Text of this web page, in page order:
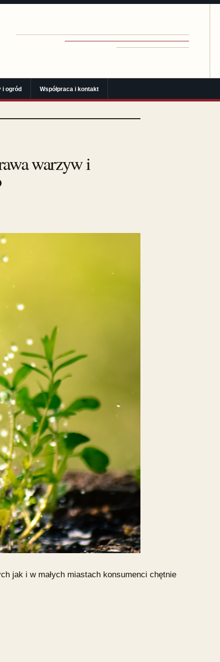
i ogród Współpraca i kontakt
warzyw i
jak i w małych miastach konsumenci chętnie